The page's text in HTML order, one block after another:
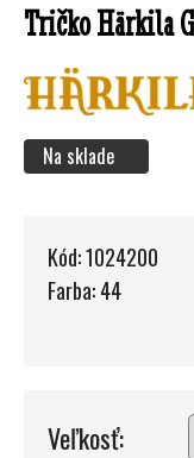
Tričko Härkila
Na sklade
Kód: 1024200
Farba: 44
Veľkosť: